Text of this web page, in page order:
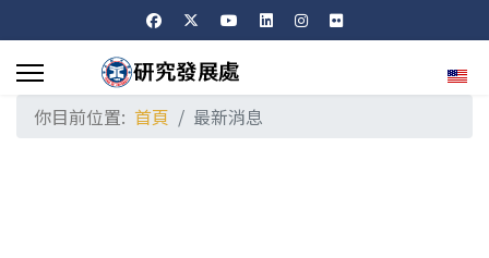
選擇
你目前位置: 首頁 最新消息